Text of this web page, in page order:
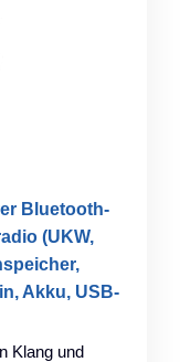
Bluetooth-
(UKW,
Akku, USB-
Klang und